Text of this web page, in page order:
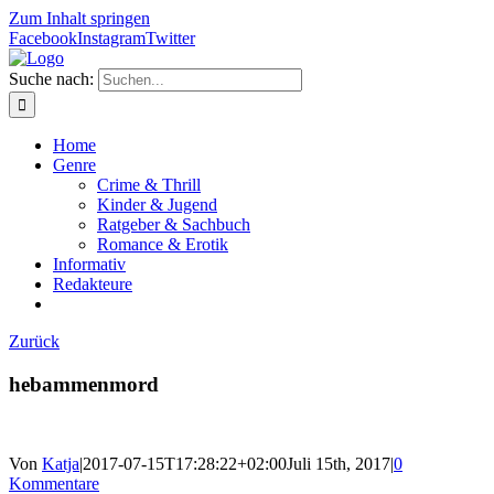
Zum Inhalt springen
FacebookInstagramTwitter
Suche nach:
Home
Genre
Crime & Thrill
Kinder & Jugend
Ratgeber & Sachbuch
Romance & Erotik
Informativ
Redakteure
Zurück
hebammenmord
Von Katja|2017-07-15T17:28:22+02:00Juli 15th, 2017|0
Kommentare